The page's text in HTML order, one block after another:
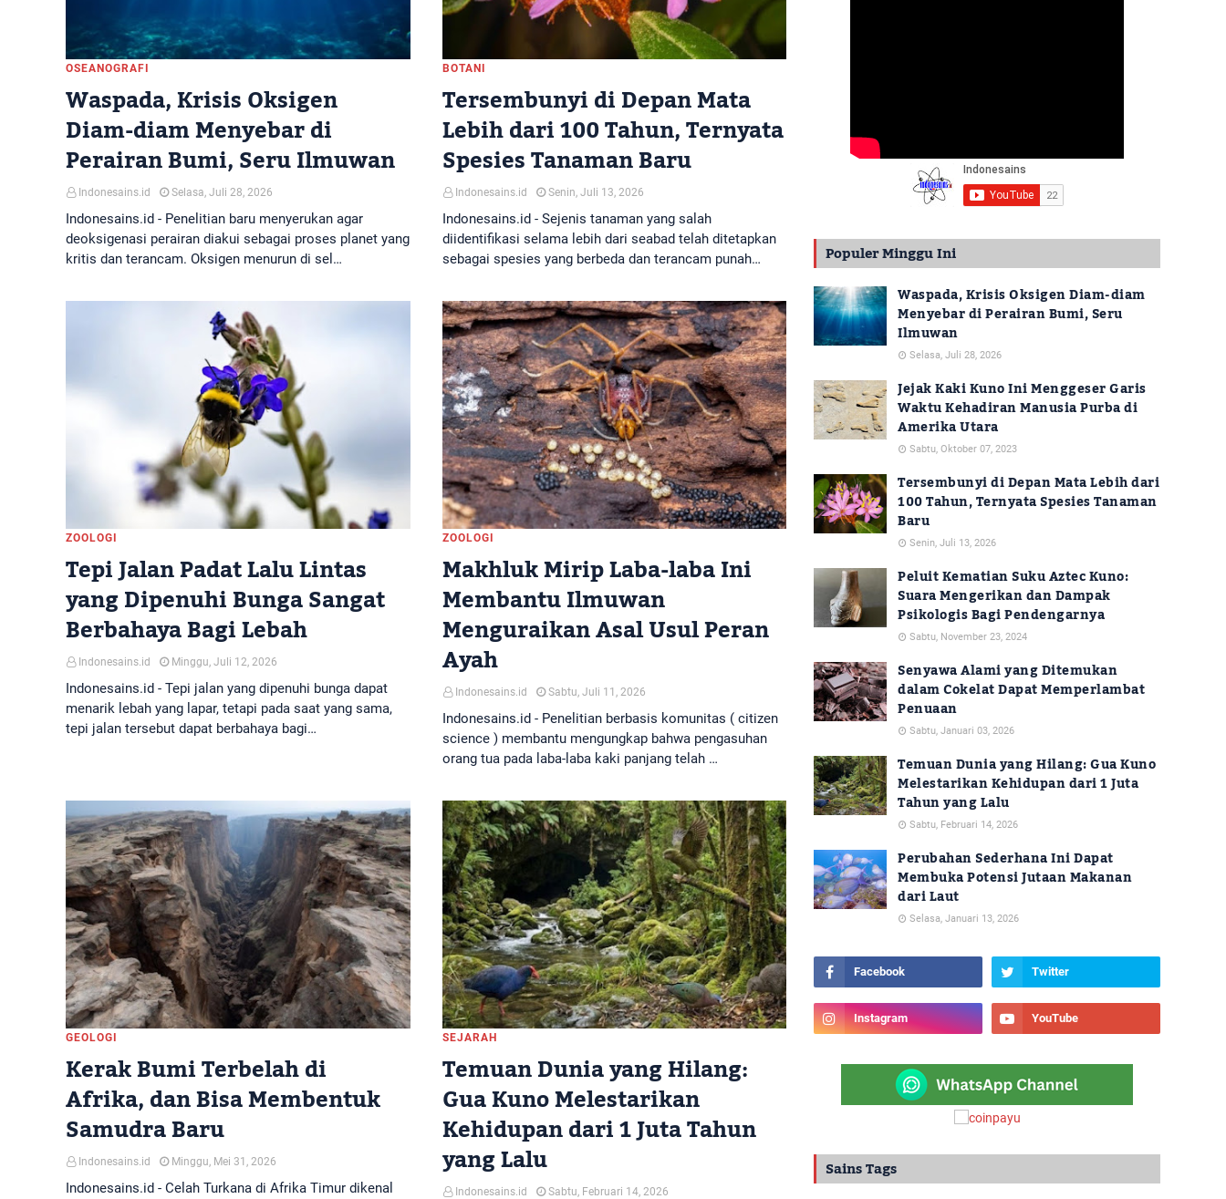
OSEANOGRAFI
Waspada, Krisis Oksigen
Diam-diam Menyebar di
Perairan Bumi, Seru Ilmuwan
Indonesains.id Selasa, Juli 28, 2026
Indonesains.id - Penelitian baru menyerukan agar
deoksigenasi perairan diakui sebagai proses planet yang
kritis dan terancam. Oksigen menurun di sel…
BOTANI
Tersembunyi di Depan Mata
Lebih dari 100 Tahun, Ternyata
Spesies Tanaman Baru
Indonesains.id Senin, Juli 13, 2026
Indonesains.id - Sejenis tanaman yang salah
diidentifikasi selama lebih dari seabad telah ditetapkan
sebagai spesies yang berbeda dan terancam punah…
ZOOLOGI
Tepi Jalan Padat Lalu Lintas
yang Dipenuhi Bunga Sangat
Berbahaya Bagi Lebah
Indonesains.id Minggu, Juli 12, 2026
Indonesains.id - Tepi jalan yang dipenuhi bunga dapat
menarik lebah yang lapar, tetapi pada saat yang sama,
tepi jalan tersebut dapat berbahaya bagi…
ZOOLOGI
Makhluk Mirip Laba-laba Ini
Membantu Ilmuwan
Menguraikan Asal Usul Peran
Ayah
Indonesains.id Sabtu, Juli 11, 2026
Indonesains.id - Penelitian berbasis komunitas ( citizen
science ) membantu mengungkap bahwa pengasuhan
orang tua pada laba-laba kaki panjang telah …
GEOLOGI
Kerak Bumi Terbelah di
Afrika, dan Bisa Membentuk
Samudra Baru
Indonesains.id Minggu, Mei 31, 2026
Indonesains.id - Celah Turkana di Afrika Timur dikenal
SEJARAH
Temuan Dunia yang Hilang:
Gua Kuno Melestarikan
Kehidupan dari 1 Juta Tahun
yang Lalu
Indonesains.id Sabtu, Februari 14, 2026
Populer Minggu Ini
Waspada, Krisis Oksigen Diam-diam
Menyebar di Perairan Bumi, Seru
Ilmuwan
Selasa, Juli 28, 2026
Jejak Kaki Kuno Ini Menggeser Garis
Waktu Kehadiran Manusia Purba di
Amerika Utara
Sabtu, Oktober 07, 2023
Tersembunyi di Depan Mata Lebih dari
100 Tahun, Ternyata Spesies Tanaman
Baru
Senin, Juli 13, 2026
Peluit Kematian Suku Aztec Kuno:
Suara Mengerikan dan Dampak
Psikologis Bagi Pendengarnya
Sabtu, November 23, 2024
Senyawa Alami yang Ditemukan
dalam Cokelat Dapat Memperlambat
Penuaan
Sabtu, Januari 03, 2026
Temuan Dunia yang Hilang: Gua Kuno
Melestarikan Kehidupan dari 1 Juta
Tahun yang Lalu
Sabtu, Februari 14, 2026
Perubahan Sederhana Ini Dapat
Membuka Potensi Jutaan Makanan
dari Laut
Selasa, Januari 13, 2026
Sains Tags